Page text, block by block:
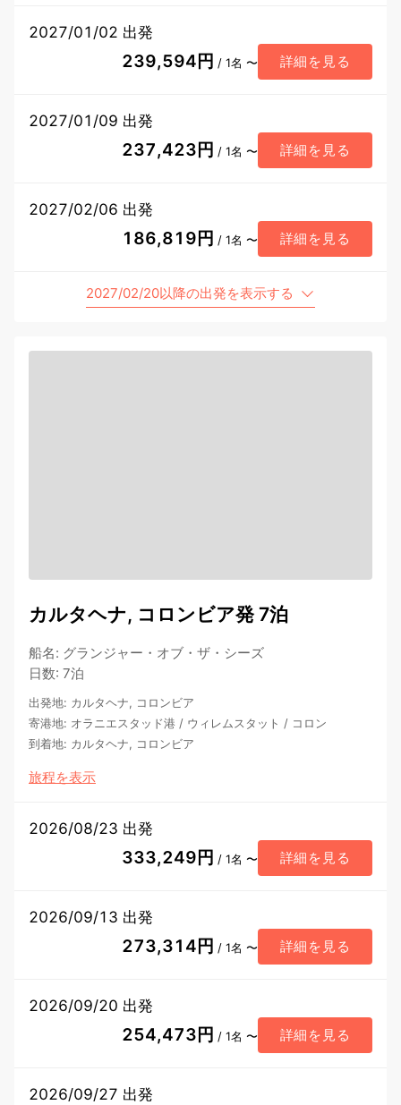
2027/01/02 出発
239,594円 / 1名 〜 詳細を見る
2027/01/09 出発
237,423円 / 1名 〜 詳細を見る
2027/02/06 出発
186,819円 / 1名 〜 詳細を見る
2027/02/20以降の出発を表示する
カルタヘナ, コロンビア発 7泊
船名: グランジャー・オブ・ザ・シーズ
日数: 7泊
出発地: カルタヘナ, コロンビア
寄港地: オラニエスタッド港 / ウィレムスタット / コロン
到着地: カルタヘナ, コロンビア
旅程を表示
2026/08/23 出発
333,249円 / 1名 〜 詳細を見る
2026/09/13 出発
273,314円 / 1名 〜 詳細を見る
2026/09/20 出発
254,473円 / 1名 〜 詳細を見る
2026/09/27 出発